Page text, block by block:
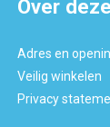
Over
Adres en
Veilig winkelen
Privacy